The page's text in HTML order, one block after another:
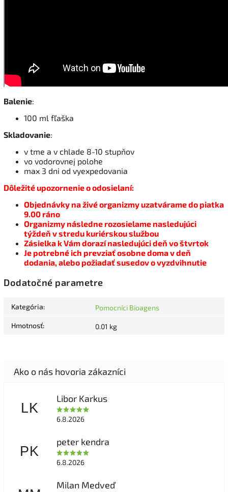
Balenie:
100 ml fľaška
Skladovanie:
v tme a v chlade 8-10 stupňov
vo vodorovnej polohe
max 3 dni od vyexpedovania
Dôležité upozornenie o odosielaní:
Objednávky na živé organizmy uzatvárame do piatka
9.00 ráno
Organizmy následne rozosielame nasledujúci
týždeň v stredu kuriérskou službou
Zásielka k Vám dorazí nasledujúci deň vo štvrtok
Je potrebné ich prevziať osobne doma v deň
dodania, alebo požiadať susedov o vyzdvihnutie
Dodatočné parametre
Kategória: Pomocníci Bioagens
Hmotnosť: 0.01 kg
LK
Libor Karkus
6.8.2026
PK
peter kendra
6.8.2026
Milan Medveď